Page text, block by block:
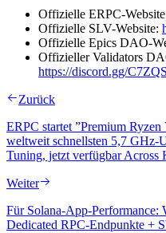
Offizielle ERPC-
Offizielle SLV-Website:
Offizielle Epics DAO-
Offizieller Validators
https://discord.gg/
Zurück
ERPC startet ”Premium
weltweit schnellsten 5,7 GHz-
Tuning, jetzt verfügbar Across
Weiter
Für Solana-App-Performance:
Dedicated RPC-Endpunkte +